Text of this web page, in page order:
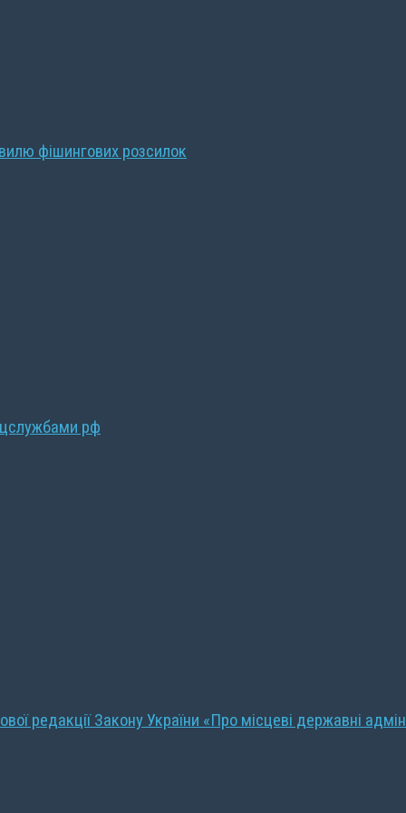
фішингових розсилок
рф
редакції Закону України «Про місцеві державні